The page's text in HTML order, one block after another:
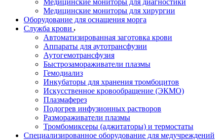
Медицинские мониторы для диагностики
Медицинские мониторы для хирургии
Оборудование для оснащения морга
Служба крови
Автоматизированная заготовка крови
Аппараты для аутотрансфузии
Аутогемотрансфузия
Быстрозамораживатели плазмы
Гемодиализ
Инкубаторы для хранения тромбоцитов
Искусственное кровообращение (ЭКМО)
Плазмаферез
Подогрев инфузионных растворов
Размораживатели плазмы
Тромбомиксеры (аджитаторы) и термостаты
Специализированное оборудование для медучреждений